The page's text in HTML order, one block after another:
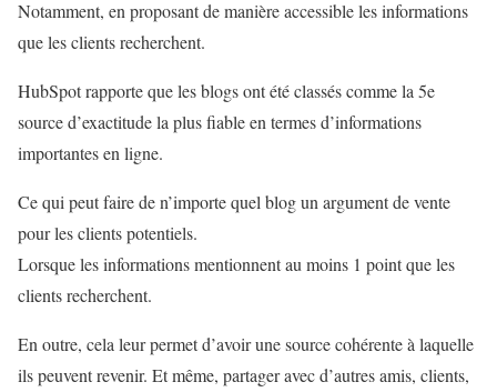
Notamment, en proposant de manière accessible les informations
que les clients recherchent.
HubSpot rapporte que les blogs ont été classés comme la 5e
source d’exactitude la plus fiable en termes d’informations
importantes en ligne.
Ce qui peut faire de n’importe quel blog un argument de vente
pour les clients potentiels.
Lorsque les informations mentionnent au moins 1 point que les
clients recherchent.
En outre, cela leur permet d’avoir une source cohérente à laquelle
ils peuvent revenir. Et même, partager avec d’autres amis, clients,